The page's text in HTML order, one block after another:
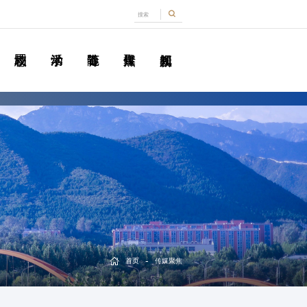
首页 - 传媒聚焦